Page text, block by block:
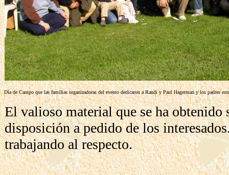
Día de Campo que las familias organizadoras del evento dedicaron a Randi y Paul Hagerman y los padres
El valioso material que se ha obtenido
disposición a pedido de los
trabajando al respecto.